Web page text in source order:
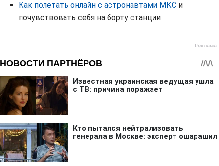
Как полетать онлайн с астронавтами МКС и
почувствовать себя на борту станции